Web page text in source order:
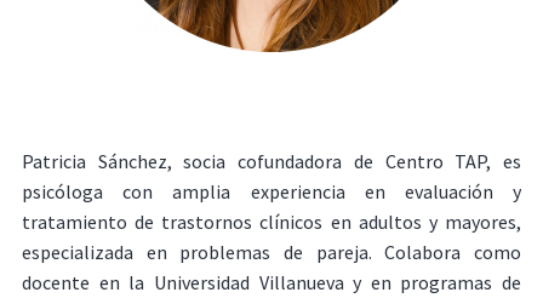
Patricia Sánchez, socia cofundadora de Centro TAP, es
psicóloga con amplia experiencia en evaluación y
tratamiento de trastornos clínicos en adultos y mayores,
especializada en problemas de pareja. Colabora como
docente en la Universidad Villanueva y en programas de